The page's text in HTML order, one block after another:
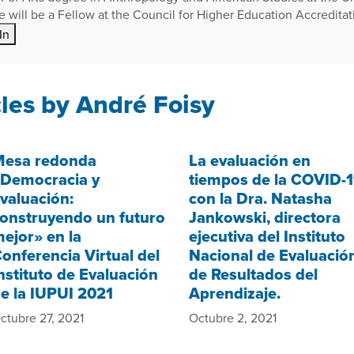
will be a Fellow at the Council for Higher Education
by André Foisy
redonda
y
un futuro
en la
Virtual del
de Evaluación
la IUPUI 2021
27, 2021
La evaluación en
tiempos de la COVID-
con la Dra. Natasha
Jankowski, directora
ejecutiva del Instituto
Nacional de
de Resultados del
Aprendizaje.
Octubre 2, 2021